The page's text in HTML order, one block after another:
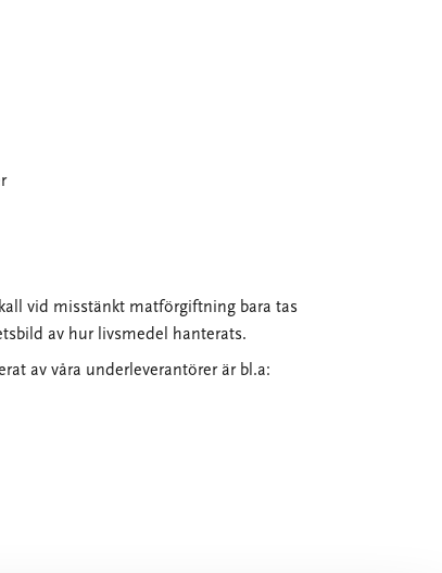
vid misstänkt matförgiftning bara tas
av hur livsmedel hanterats.
av våra underleverantörer är bl.a: